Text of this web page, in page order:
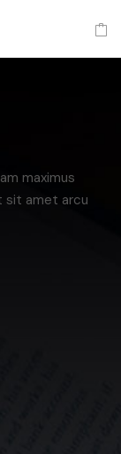
maximus
sit amet arcu